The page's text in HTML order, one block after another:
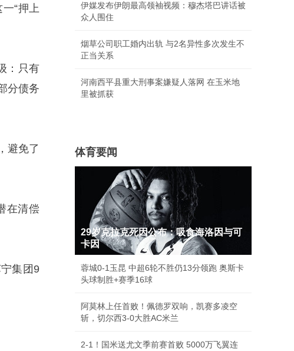
“押上
：只有
分债务
避免了
在清偿
集团9
伊媒发布伊朗最高领袖视频：穆杰塔巴讲话被
众人围住
烟草公司职工婚内出轨 与2名异性多次发生不
正当关系
河南西平县重大刑事案嫌疑人落网 在玉米地
里被抓获
体育要闻
29岁克拉克死因公布：吸食海洛因与可
卡因
蓉城0-1玉昆 中超6轮不胜仍13分领跑 奥斯卡
头球制胜+赛季16球
阿莫林上任首败！佩德罗双响，凯赛多凌空
斩，切尔西3-0大胜AC米兰
2-1！国米送尤文季前赛首败 5000万飞翼连